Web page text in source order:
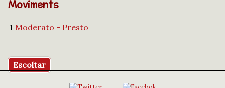
Moviments
1 Moderato - Presto
Escoltar